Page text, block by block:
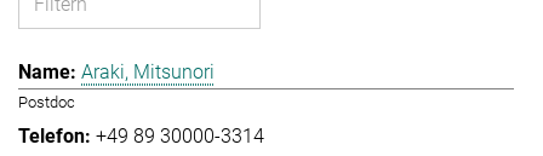
Araki, Mitsunori
Postdoc
+49 89 30000-3314